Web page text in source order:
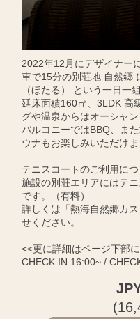
2022年12月にデザイナー
車で15分の別荘地 自然郷
（ほたる） という一日一
延床面積160㎡、3LDK 高
グや温泉からはオーシャ
バルコニーではBBQ、ま
ウナもお楽しみいただけま
テニスコートのご利用に
施設の別荘エリアにはテ
です。（有料）
詳しくは「熱海自然郷カ
せください。
<<更に詳細はページ下部
CHECK IN 16:00~ /
(